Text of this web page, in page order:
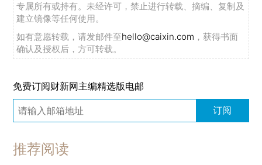
专属所有或持有。未经许可，禁止进行转载、摘编、复制及
建立镜像等任何使用。
如有意愿转载，请发邮件至hello@caixin.com ，获得书面
确认及授权后，方可转载。
免费订阅财新网主编精选版电邮
订阅
推荐阅读